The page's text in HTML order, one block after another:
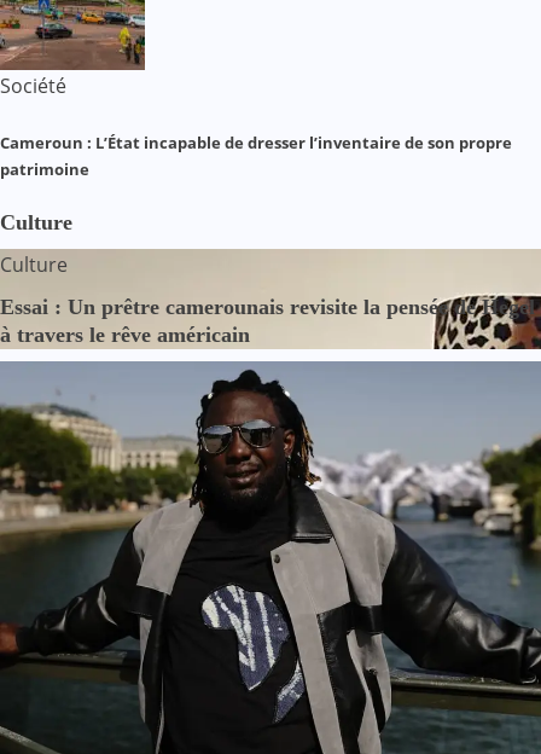
Société
Cameroun : L’État incapable de dresser l’inventaire de son propre
patrimoine
Culture
Culture
Essai : Un prêtre camerounais revisite la pensée de Hegel
à travers le rêve américain